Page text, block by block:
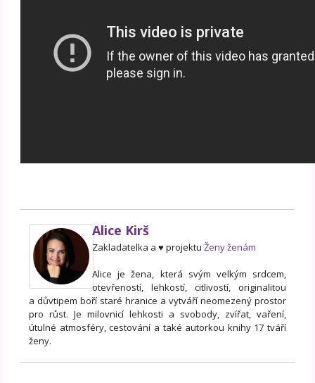
Alice Kirš
Zakladatelka a ♥ projektuŽeny ženám
Alice je žena, která svým velkým srdcem,
otevřeností, lehkostí, citlivostí, originalitou
a důvtipem boří staré hranice a vytváří neomezený prostor
pro růst. Je milovnicí lehkosti a svobody, zvířat, vaření,
útulné atmosféry, cestování a také autorkou knihy 17 tváří
ženy.